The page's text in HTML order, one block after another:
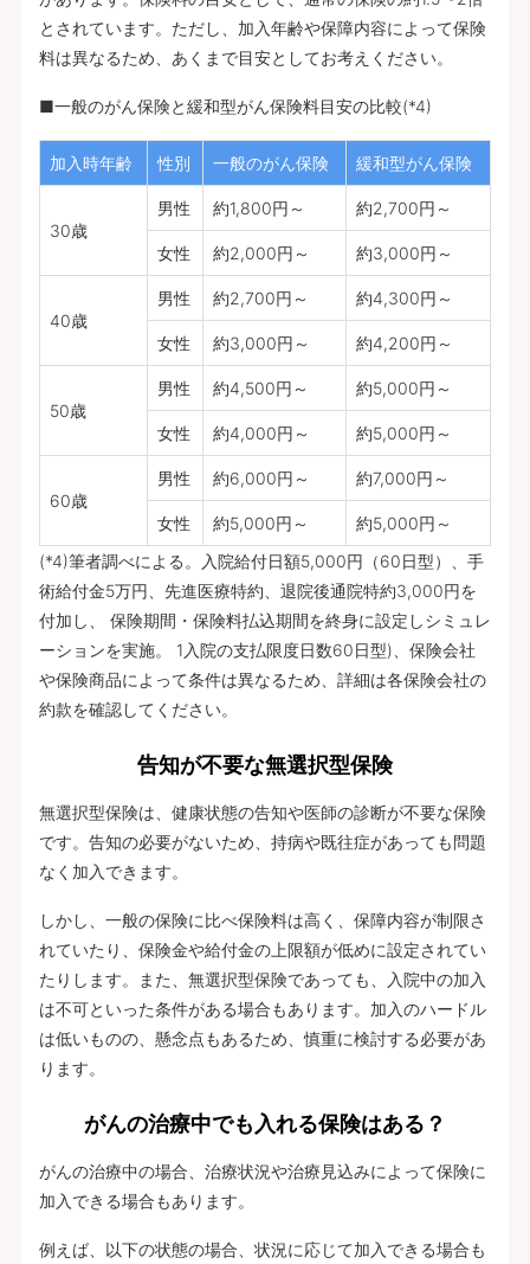
とされています。ただし、加入年齢や保障内容によって保険
料は異なるため、あくまで目安としてお考えください。
■一般のがん保険と緩和型がん保険料目安の比較(*4)
加入時年齢 性別 一般のがん保険 緩和型がん保険
30歳
男性 約1,800円～ 約2,700円～
女性 約2,000円～ 約3,000円～
40歳
男性 約2,700円～ 約4,300円～
女性 約3,000円～ 約4,200円～
50歳
男性 約4,500円～ 約5,000円～
女性 約4,000円～ 約5,000円～
60歳
男性 約6,000円～ 約7,000円～
女性 約5,000円～
約5,000円～
(*4)筆者調べによる。入院給付日額5,000円（60日型）、手
術給付金5万円、先進医療特約、退院後通院特約3,000円を
付加し、 保険期間・保険料払込期間を終身に設定しシミュレ
ーションを実施。 1入院の支払限度日数60日型)、保険会社
や保険商品によって条件は異なるため、詳細は各保険会社の
約款を確認してください。
告知が不要な無選択型保険
無選択型保険は、健康状態の告知や医師の診断が不要な保険
です。告知の必要がないため、持病や既往症があっても問題
なく加入できます。
しかし、一般の保険に比べ保険料は高く、保障内容が制限さ
れていたり、保険金や給付金の上限額が低めに設定されてい
たりします。また、無選択型保険であっても、入院中の加入
は不可といった条件がある場合もあります。加入のハードル
は低いものの、懸念点もあるため、慎重に検討する必要があ
ります。
がんの治療中でも入れる保険はある？
がんの治療中の場合、治療状況や治療見込みによって保険に
加入できる場合もあります。
例えば、以下の状態の場合、状況に応じて加入できる場合も